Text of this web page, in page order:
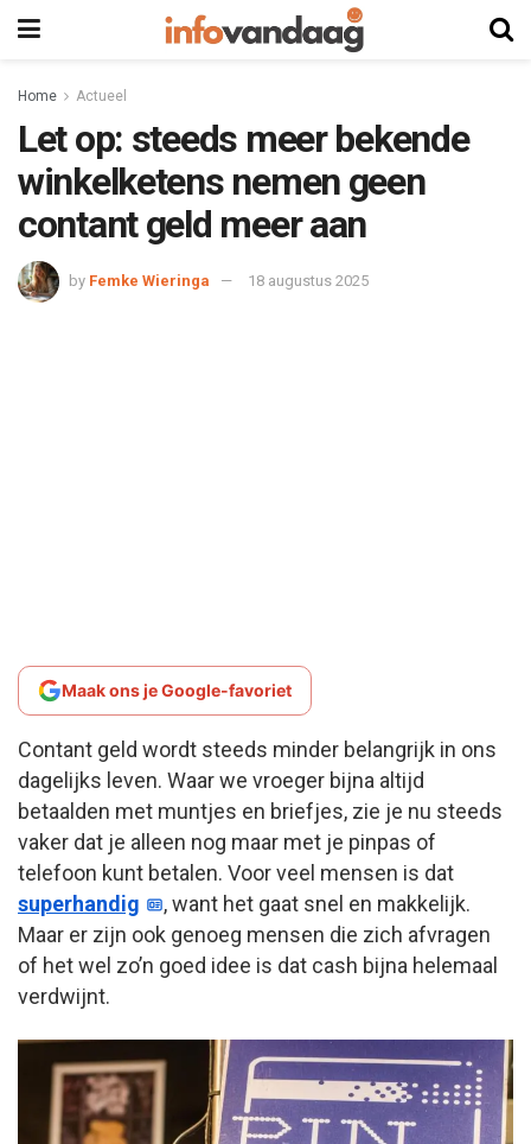
Home Actueel
Let op: steeds meer bekende
winkelketens nemen geen
contant geld meer aan
by Femke Wieringa 18 augustus 2025
Maak ons je Google-favoriet
Contant geld wordt steeds minder belangrijk in ons
dagelijks leven. Waar we vroeger bijna altijd
betaalden met muntjes en briefjes, zie je nu steeds
vaker dat je alleen nog maar met je pinpas of
telefoon kunt betalen. Voor veel mensen is dat
superhandig
, want het gaat snel en makkelijk.
Maar er zijn ook genoeg mensen die zich afvragen
of het wel zo’n goed idee is dat cash bijna helemaal
verdwijnt.